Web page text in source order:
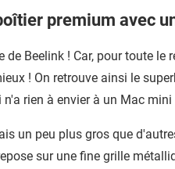
premium avec
Beelink ! Car, pour toute le
! On retrouve ainsi le
rien à envier à un Mac
un peu plus gros que
sur une fine grille